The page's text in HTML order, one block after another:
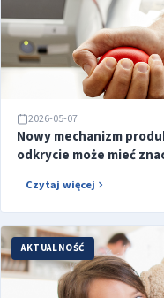
2026-05-07
Nowy mechanizm
odkrycie może mieć
Czytaj więcej
AKTUALNOŚĆ